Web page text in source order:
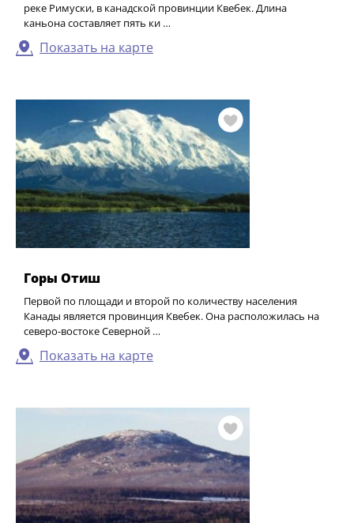
реке Римуски, в канадской провинции Квебек. Длина
каньона составляет пять ки …
Показать на карте
Горы Отиш
Первой по площади и второй по количеству населения
Канады является провинция Квебек. Она расположилась на
северо-востоке Северной …
Показать на карте